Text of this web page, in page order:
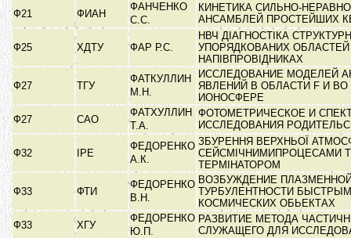
Ф21
ФИАН
ФАНЧЕНКО
С.С.
КИНЕТИКА СИЛЬНО-
АНСАМБЛЕЙ ПРОСТЕЙШИХ
Ф25 ХДТУ ФАР Р.С.
НВЧ ДІАГНОСТІКА
УПОРЯДКОВАНИХ
НАПІВПРОВІДНИКАХ
Ф27 ТГУ
ФАТКУЛЛИН
М.Н.
ИССЛЕДОВАНИЕ МОДЕЛЕЙ
ЯВЛЕНИЙ В ОБЛАСТИ F И
ИОНОСФЕРЕ
Ф27
САО
ФАТХУЛЛИН
Т.А.
ФОТОМЕТРИЧЕСКОЕ И
ИССЛЕДОВАНИЯ
Ф32 ІРЕ
ФЕДОРЕНКО
А.К.
ЗБУРЕННЯ ВЕРХНЬОЇ
СЕЙСМІЧНИМИПРОЦЕСАМИ
ТЕРМІНАТОРОМ
Ф33 ФТИ
ФЕДОРЕНКО
В.Н.
ВОЗБУЖДЕНИЕ
ТУРБУЛЕНТНОСТИ
КОСМИЧЕСКИХ ОБЬЕКТАХ
Ф33
ХГУ
ФЕДОРЕНКО
Ю.П.
РАЗВИТИЕ МЕТОДА
СЛУЖАЩЕГО ДЛЯ